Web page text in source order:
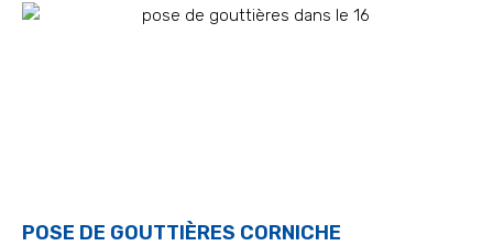
POSE DE GOUTTIÈRES CORNICHE